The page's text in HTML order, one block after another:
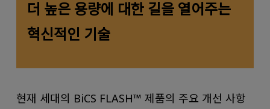
더 높은 용량에 대한 길을 열어주는
혁신적인 기술
현재 세대의 BiCS FLASH™ 제품의 주요 개선 사항